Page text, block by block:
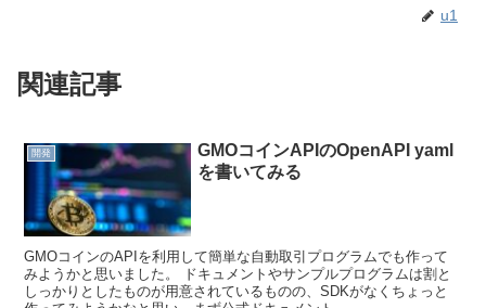
u1
関連記事
開発
GMOコインAPIのOpenAPI yaml
を書いてみる
GMOコインのAPIを利用して簡単な自動取引プログラムでも作って
みようかと思いました。 ドキュメントやサンプルプログラムは割と
しっかりとしたものが用意されているものの、SDKがなくちょっと